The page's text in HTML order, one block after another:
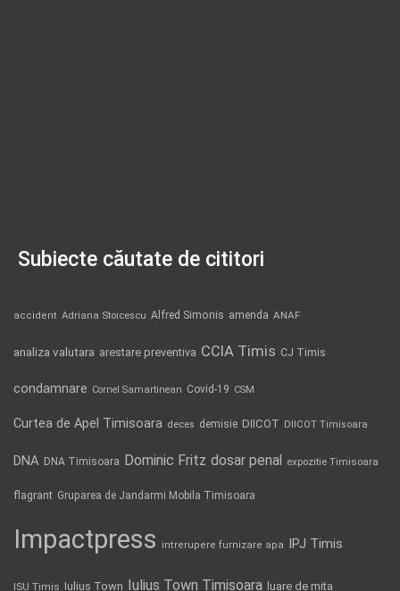
Subiecte căutate de cititori
accident Adriana Stoicescu Alfred Simonis amenda ANAF
analiza valutara arestare preventiva CCIA Timis CJ Timis
condamnare Cornel Samartinean Covid-19 CSM
Curtea de Apel Timisoara deces demisie DIICOT DIICOT Timisoara
DNA DNA Timisoara Dominic Fritz dosar penal expozitie Timisoara
flagrant Gruparea de Jandarmi Mobila Timisoara
Impactpress intrerupere furnizare apa IPJ Timis
ISU Timis Iulius Town Iulius Town Timisoara luare de mita